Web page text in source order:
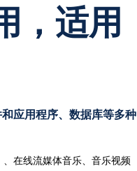
，适用
应用程序、数据库等多种
、在线流媒体音乐、音乐视频